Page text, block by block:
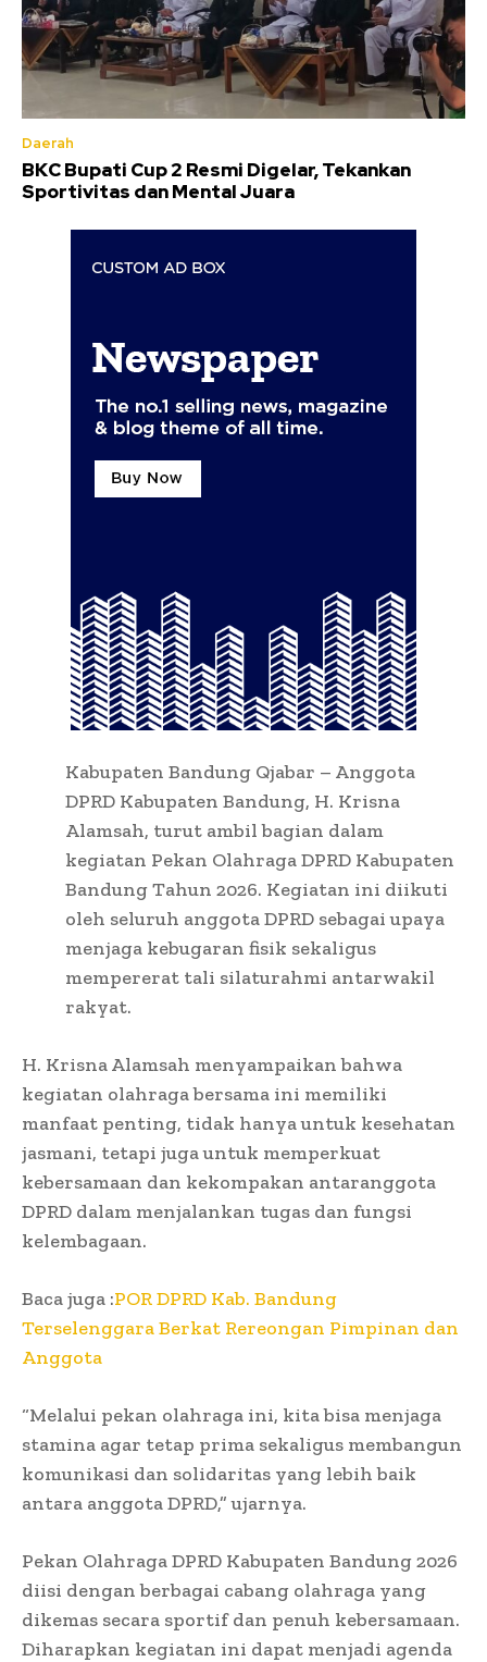
Daerah
BKC Bupati Cup 2 Resmi Digelar, Tekankan
Sportivitas dan Mental Juara
Kabupaten Bandung Qjabar – Anggota
DPRD Kabupaten Bandung, H. Krisna
Alamsah, turut ambil bagian dalam
kegiatan Pekan Olahraga DPRD Kabupaten
Bandung Tahun 2026. Kegiatan ini diikuti
oleh seluruh anggota DPRD sebagai upaya
menjaga kebugaran fisik sekaligus
mempererat tali silaturahmi antarwakil
rakyat.
H. Krisna Alamsah menyampaikan bahwa
kegiatan olahraga bersama ini memiliki
manfaat penting, tidak hanya untuk kesehatan
jasmani, tetapi juga untuk memperkuat
kebersamaan dan kekompakan antaranggota
DPRD dalam menjalankan tugas dan fungsi
kelembagaan.
Baca juga :POR DPRD Kab. Bandung
Terselenggara Berkat Rereongan Pimpinan dan
Anggota
“Melalui pekan olahraga ini, kita bisa menjaga
stamina agar tetap prima sekaligus membangun
komunikasi dan solidaritas yang lebih baik
antara anggota DPRD,” ujarnya.
Pekan Olahraga DPRD Kabupaten Bandung 2026
diisi dengan berbagai cabang olahraga yang
dikemas secara sportif dan penuh kebersamaan.
Diharapkan kegiatan ini dapat menjadi agenda